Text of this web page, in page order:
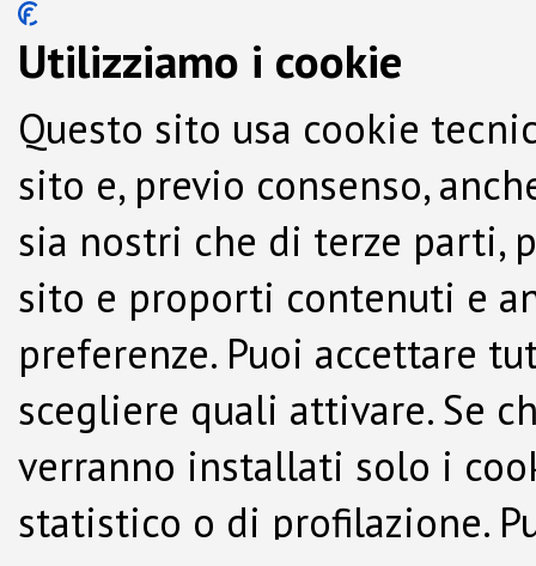
Utilizziamo i cookie
Questo sito usa cookie
sito e, previo consenso,
sia nostri che di terze parti,
sito e proporti contenuti e
preferenze. Puoi accettare
scegliere quali attivare. Se
verranno installati solo i
statistico o di profilazione.